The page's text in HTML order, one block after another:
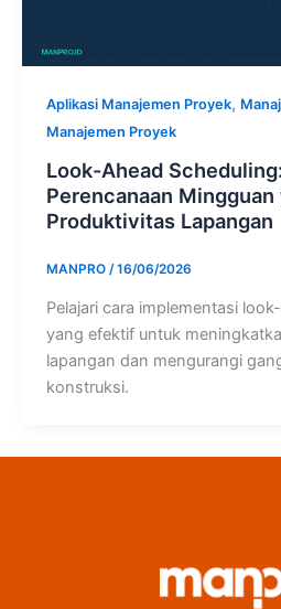
Aplikasi Manajemen Proyek,
Manajemen Proyek
Look-Ahead
Perencanaan
Produktivitas Lapangan
MANPRO /16/06/2026
Pelajari cara implementasi
yang efektif untuk
lapangan dan mengurangi
konstruksi.